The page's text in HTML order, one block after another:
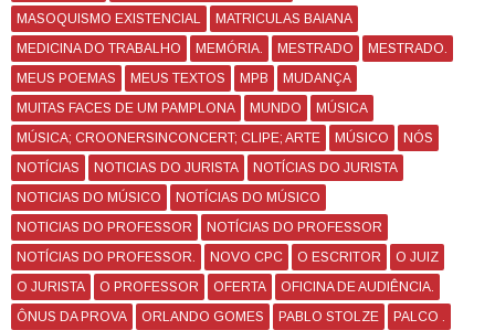
MASOQUISMO EXISTENCIAL
MATRICULAS BAIANA
MEDICINA DO TRABALHO
MEMÓRIA. MESTRADO
MESTRADO.
MEUS POEMAS
MEUS TEXTOS MPB
MUDANÇA
MUITAS FACES DE UM PAMPLONA
MUNDO
MÚSICA
MÚSICA; CROONERSINCONCERT; CLIPE; ARTE
MÚSICO
NÓS
NOTÍCIAS
NOTICIAS DO JURISTA
NOTÍCIAS DO JURISTA
NOTICIAS DO MÚSICO
NOTÍCIAS DO MÚSICO
NOTICIAS DO PROFESSOR
NOTÍCIAS DO PROFESSOR
NOTÍCIAS DO PROFESSOR.
NOVO CPC O ESCRITOR
O JUIZ
O JURISTA
O PROFESSOR OFERTA
OFICINA DE AUDIÊNCIA.
ÔNUS DA PROVA
ORLANDO GOMES PABLO STOLZE
PALCO .